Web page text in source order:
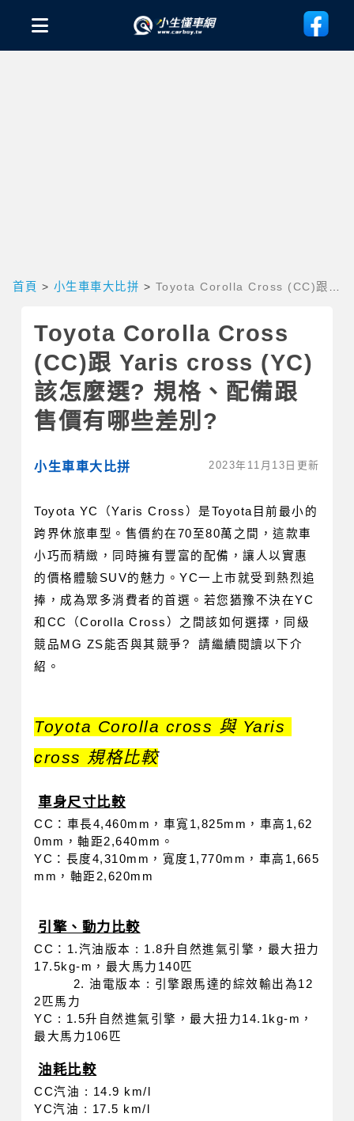
首頁 > 小生車車大比拼 > Toyota Corolla Cross (CC)跟
Toyota Corolla Cross
(CC)跟 Yaris cross (YC)
該怎麼選? 規格、配備跟
售價有哪些差別?
小生車車大比拼 2023年11月13日更新
Toyota YC（Yaris Cross）是Toyota目前最小的
跨界休旅車型。售價約在70至80萬之間，這款車
小巧而精緻，同時擁有豐富的配備，讓人以實惠
的價格體驗SUV的魅力。YC一上市就受到熱烈追
捧，成為眾多消費者 的首選。若您猶豫不決在YC
和CC（Corolla Cross）之間該如何選擇，同級
競品MG ZS能否與其競爭?  請繼續閱讀以下介
紹。
Toyota Corolla cross 與 Yaris
cross 規格比較
車身尺寸比較
CC：車長4,460mm，車寬1,825mm，車高1,62
0mm，軸距2,640mm。
YC：長度4,310mm，寬度1,770mm，車高1,665
mm，軸距2,620mm
引擎、動力比較
CC：1.汽油版本 : 1.8升自然進氣引擎，最大扭力
17.5kg-m，最大馬力140匹
2. 油電版本 : 引擎跟馬達的綜效輸出為12
2匹馬力
YC : 1.5升自然進氣引擎，最大扭力14.1kg-m，
最大馬力106匹
油耗比較
CC汽油 : 14.9 km/l
YC汽油 : 17.5 km/l